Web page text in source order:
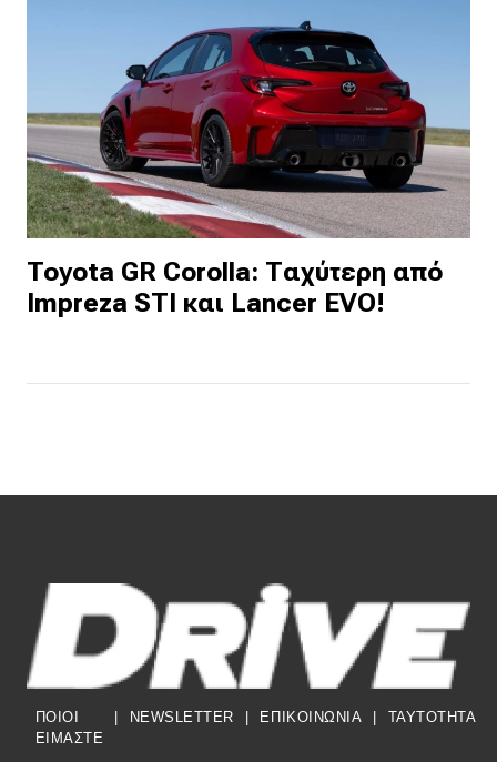
Toyota GR Corolla: Ταχύτερη από
Impreza STI και Lancer EVO!
ΠΟΙΟΙ
ΕΙΜΑΣΤΕ
NEWSLETTER ΕΠΙΚΟΙΝΩΝΙΑ TAYTOTHTA